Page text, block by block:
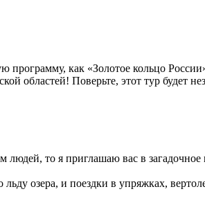
как «Золотое кольцо
областей! Поверьте, этот тур будет
то я приглашаю вас в загадочное
озера, и поездки в упряжках,